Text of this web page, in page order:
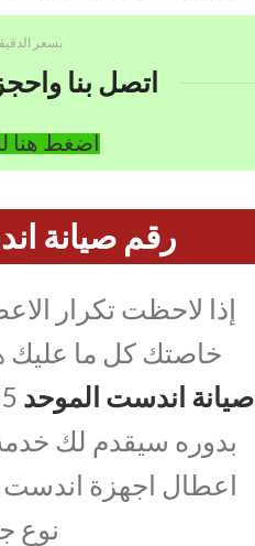
بسعر
اتصل بنا
اضغط هنا
رقم صيانة
إذا لاحظت تكرار
خاصتك كل ما عليك
صيانة اندست الموحد
بدوره سيقدم لك
اعطال اجهزة اندست
نوع